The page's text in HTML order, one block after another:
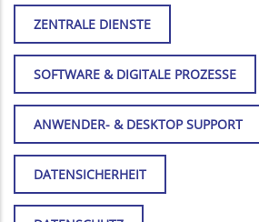
ZENTRALE DIENSTE
SOFTWARE & DIGITALE PROZESSE
ANWENDER- & DESKTOP SUPPORT
DATENSICHERHEIT